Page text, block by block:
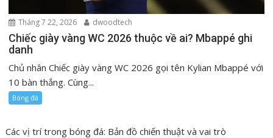
Tháng 7 22, 2026 dwoodtech
Chiếc giày vàng WC 2026 thuộc về ai? Mbappé ghi
danh
Chủ nhân Chiếc giày vàng WC 2026 gọi tên Kylian Mbappé với
10 bàn thắng. Cùng...
Bóng đá
Các vị trí trong bóng đá: Bản đồ chiến thuật và vai trò